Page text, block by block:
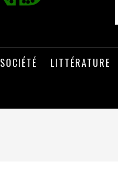
SOCIÉTÉ LITTÉRATURE